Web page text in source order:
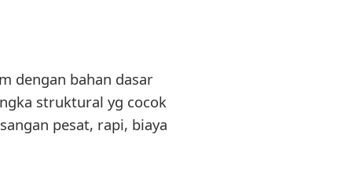
dengan bahan dasar
struktural yg cocok
pesat, rapi, biaya